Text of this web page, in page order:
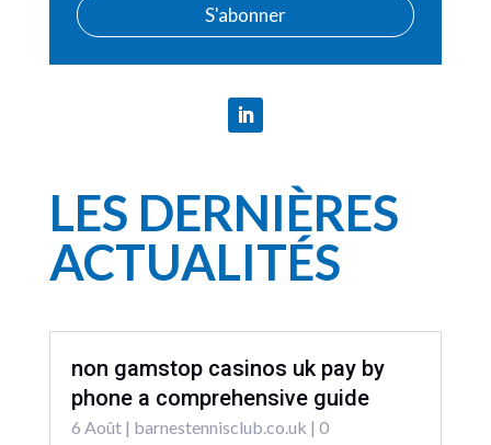
S'abonner
LES DERNIÈRES
ACTUALITÉS
non gamstop casinos uk pay by
phone a comprehensive guide
6 Août| barnestennisclub.co.uk | 0